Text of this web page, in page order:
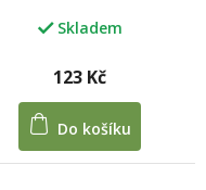
Skladem
123 Kč
Do košíku